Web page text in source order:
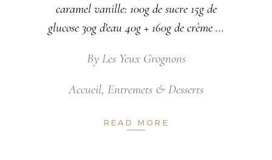
caramel vanille: 100g de sucre 15g de
glucose 30g d'eau 40g + 160g de crème
By Les Yeux Grognons
Accueil, Entremets & Desserts
READ MORE